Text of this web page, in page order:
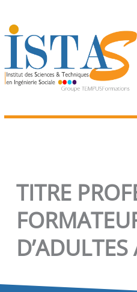
au
contenu
TITRE